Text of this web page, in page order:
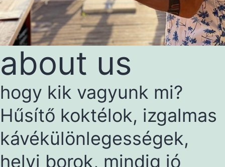
about us
hogy kik vagyunk mi?
Hűsítő koktélok, izgalmas
kávékülönlegességek,
helyi borok, mindig jó